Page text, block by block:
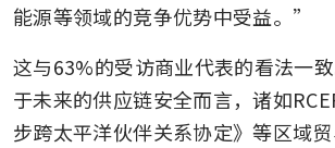
能源等领域的竞争优势中受益。”
这与63%的受访商业代表的看法一
于未来的供应链安全而言，诸如
步跨太平洋伙伴关系协定》等区域